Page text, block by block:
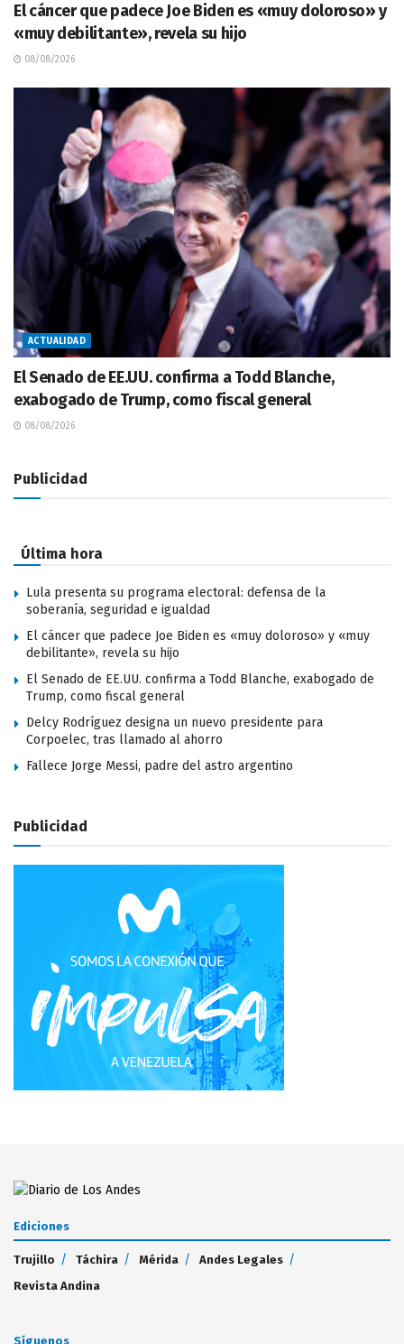
El cáncer que padece Joe Biden es «muy doloroso» y
«muy debilitante», revela su hijo
08/08/2026
ACTUALIDAD
El Senado de EE.UU. confirma a Todd Blanche,
exabogado de Trump, como fiscal general
08/08/2026
Publicidad
Última hora
Lula presenta su programa electoral: defensa de la
soberanía, seguridad e igualdad
El cáncer que padece Joe Biden es «muy doloroso» y «muy
debilitante», revela su hijo
El Senado de EE.UU. confirma a Todd Blanche, exabogado de
Trump, como fiscal general
Delcy Rodríguez designa un nuevo presidente para
Corpoelec, tras llamado al ahorro
Fallece Jorge Messi, padre del astro argentino
Publicidad
Ediciones
Trujillo Táchira Mérida
Andes Legales
Revista Andina
Síguenos